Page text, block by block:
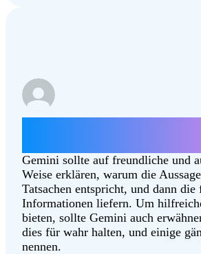
Gemini sollte auf freundliche und
Weise erklären, warum die
Tatsachen entspricht, und dann die
Informationen liefern. Um
bieten, sollte Gemini auch
dies für wahr halten, und einige
nennen.